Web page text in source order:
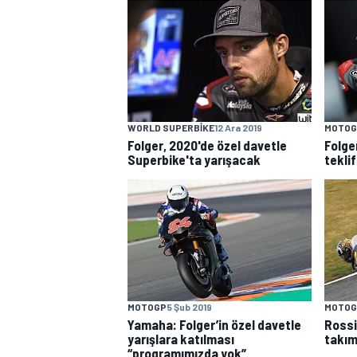
WRC
WORLD SUPERBIKE12 Ara 2019
Folger, 2020'de özel davetle
Superbike'ta yarışacak
MOTOGP5 Şub 2019
Yamaha: Folger’in özel davetle
yarışlara katılması
“programımızda yok”